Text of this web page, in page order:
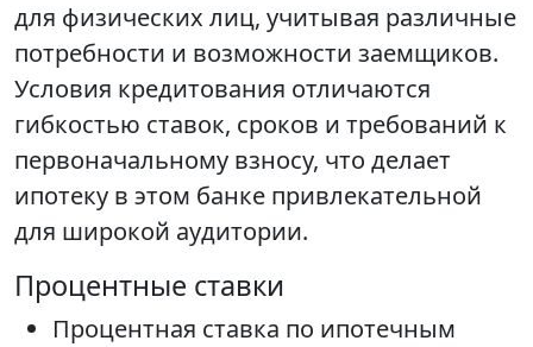
для физических лиц, учитывая различные
потребности и возможности заемщиков.
Условия кредитования отличаются
гибкостью ставок, сроков и требований к
первоначальному взносу, что делает
ипотеку в этом банке привлекательной
для широкой аудитории.
Процентные ставки
Процентная ставка по ипотечным